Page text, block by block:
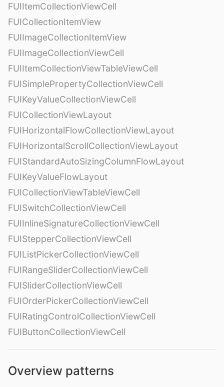
FUIItemCollectionViewCell
FUICollectionItemView
FUIImageCollectionItemView
FUIImageCollectionViewCell
FUIItemCollectionViewTableViewCell
FUISimplePropertyCollectionViewCell
FUIKeyValueCollectionViewCell
FUICollectionViewLayout
FUIHorizontalFlowCollectionViewLayout
FUIHorizontalScrollCollectionViewLayout
FUIStandardAutoSizingColumnFlowLayout
FUIKeyValueFlowLayout
FUICollectionViewTableViewCell
FUISwitchCollectionViewCell
FUIInlineSignatureCollectionViewCell
FUIStepperCollectionViewCell
FUIListPickerCollectionViewCell
FUIRangeSliderCollectionViewCell
FUISliderCollectionViewCell
FUIOrderPickerCollectionViewCell
FUIRatingControlCollectionViewCell
FUIButtonCollectionViewCell
Overview patterns